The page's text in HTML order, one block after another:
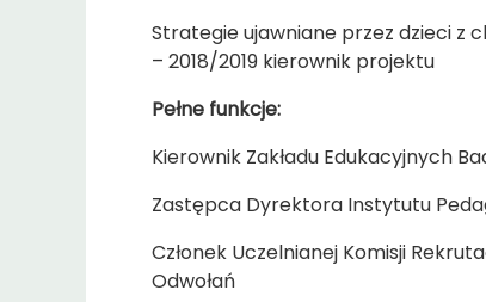
Strategie ujawniane przez dzieci z
– 2018/2019 kierownik projektu
Pełne funkcje:
Kierownik Zakładu Edukacyjnych
Zastępca Dyrektora Instytutu
Członek Uczelnianej Komisji
Odwołań